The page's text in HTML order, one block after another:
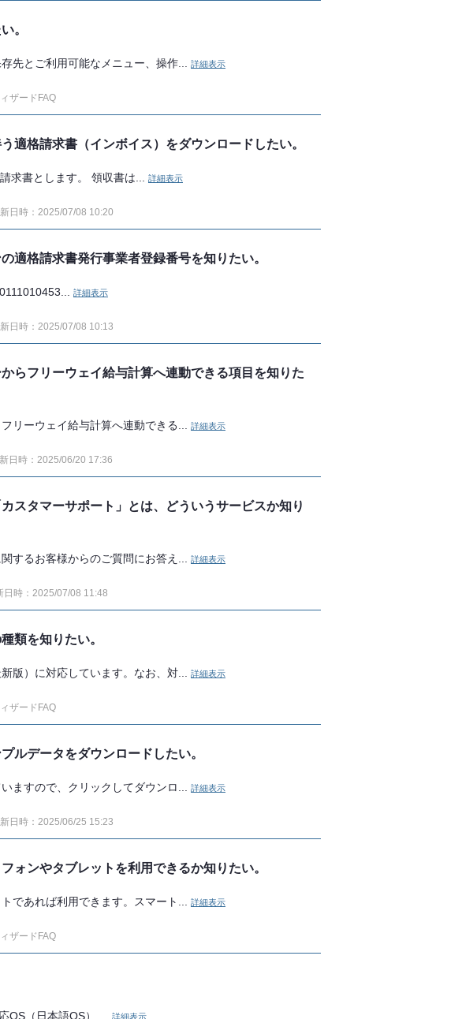
。
先とご利用可能なメニュー、操作... 詳細表示
ザードFAQ
適格請求書（インボイス）をダウンロードしたい。
求書とします。 領収書は... 詳細表示
日時：2025/07/08 10:20
適格請求書発行事業者登録番号を知りたい。
詳細表示
日時：2025/07/08 10:13
らフリーウェイ給与計算へ連動できる項目を知りた
リーウェイ給与計算へ連動できる... 詳細表示
日時：2025/06/20 17:36
スタマーサポート」とは、どういうサービスか知り
するお客様からのご質問にお答え... 詳細表示
日時：2025/07/08 11:48
類を知りたい。
版）に対応しています。なお、対... 詳細表示
ザードFAQ
ルデータをダウンロードしたい。
ますので、クリックしてダウンロ... 詳細表示
日時：2025/06/25 15:23
ォンやタブレットを利用できるか知りたい。
であれば利用できます。スマート... 詳細表示
ザードFAQ
OS（日本語OS） ... 詳細表示